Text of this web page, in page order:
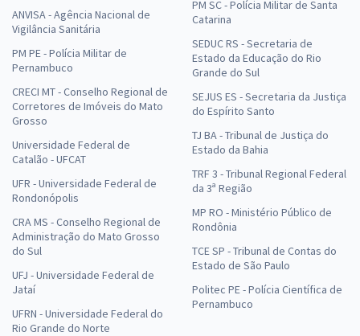
ANVISA - Agência Nacional de
Vigilância Sanitária
PM PE - Polícia Militar de
Pernambuco
CRECI MT - Conselho Regional de
Corretores de Imóveis do Mato
Grosso
Universidade Federal de
Catalão - UFCAT
UFR - Universidade Federal de
Rondonópolis
CRA MS - Conselho Regional de
Administração do Mato Grosso
do Sul
UFJ - Universidade Federal de
Jataí
UFRN - Universidade Federal do
Rio Grande do Norte
PM SC - Polícia Militar de Santa
Catarina
SEDUC RS - Secretaria de
Estado da Educação do Rio
Grande do Sul
SEJUS ES - Secretaria da Justiça
do Espírito Santo
TJ BA - Tribunal de Justiça do
Estado da Bahia
TRF 3 - Tribunal Regional Federal
da 3ª Região
MP RO - Ministério Público de
Rondônia
TCE SP - Tribunal de Contas do
Estado de São Paulo
Politec PE - Polícia Científica de
Pernambuco